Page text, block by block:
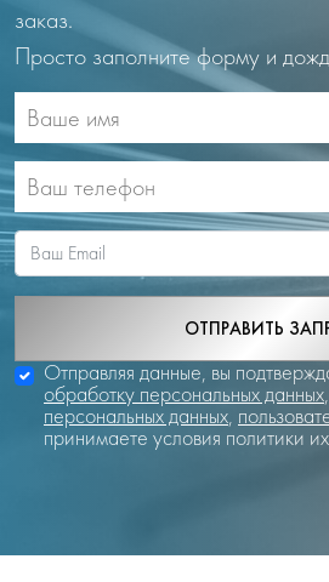
заказ.
Просто заполните форму и
ОТПРАВИТЬ
Отправляя данные, вы
обработку персональных данных,
персональных данных,
принимаете условия политики